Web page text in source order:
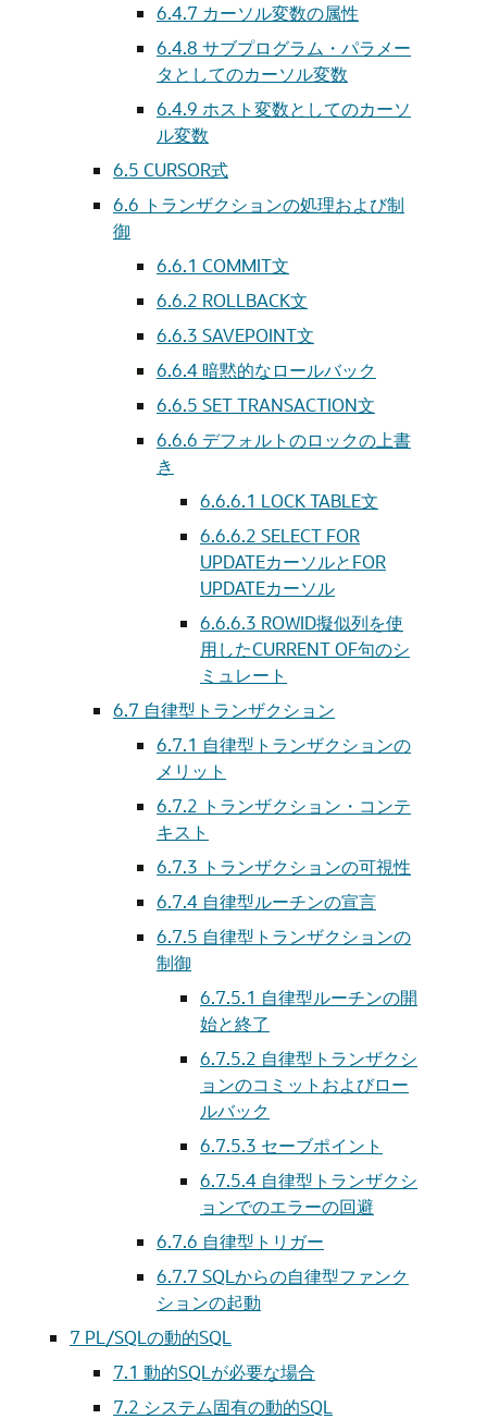
6.4.7 カーソル変数の属性
6.4.8 サブプログラム・パラメー
タとしてのカーソル変数
6.4.9 ホスト変数としてのカーソ
ル変数
6.5 CURSOR式
6.6 トランザクションの処理および制
御
6.6.1 COMMIT文
6.6.2 ROLLBACK文
6.6.3 SAVEPOINT文
6.6.4暗黙的なロールバック
6.6.5 SET TRANSACTION文
6.6.6 デフォルトのロックの上書
き
6.6.6.1 LOCK TABLE文
6.6.6.2 SELECT FOR
UPDATEカーソルとFOR
UPDATEカーソル
6.6.6.3 ROWID擬似列を使
用したCURRENT OF句のシ
ミュレート
6.7 自律型トランザクション
6.7.1 自律型トランザクションの
メリット
6.7.2 トランザクション・コンテ
キスト
6.7.3 トランザクションの可視性
6.7.4 自律型ルーチンの宣言
6.7.5 自律型トランザクションの
制御
6.7.5.1 自律型ルーチンの開
始と終了
6.7.5.2 自律型トランザクシ
ョンのコミットおよびロー
ルバック
6.7.5.3 セーブポイント
6.7.5.4 自律型トランザクシ
ョンでのエラーの回避
6.7.6 自律型トリガー
6.7.7 SQLからの自律型ファンク
ションの起動
7 PL/SQLの動的SQL
7.1 動的SQLが必要な場合
7.2 システム固有の動的SQL